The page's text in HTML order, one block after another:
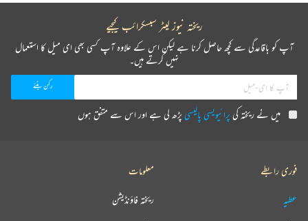
ریختہ نیوز لیٹر سبسکرائب کیجیے
آپ کو باقاعدگی سے کچھ حاصل کرنا ہے لیکن اس کے علاوہ آپ کسی بھی ای میل کا استعمال
نہیں کرتے ہیں۔
میں نے ریختہ کیپرائیویسی پالیسیپڑھ لی ہے اور اس سے متفق ہوں
فوری رابطے
عطیہ
معلومات
ریختہ فاؤنڈیشن